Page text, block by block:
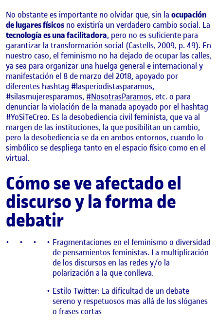
No obstante es importante no olvidar que, sin la ocupación
de lugares físicos no existiría un verdadero cambio social. La
tecnología es una facilitadora, pero no es suficiente para
garantizar la transformación social (Castells, 2009, p. 49). En
nuestro caso, el feminismo no ha dejado de ocupar las calles,
ya sea para organizar una huelga general e internacional y
manifestación el 8 de marzo del 2018, apoyado por
diferentes hashtag #lasperiodistasparamos,
#silasmujeresparamos, #NosotrasParamos, etc. o para
denunciar la violación de la manada apoyado por el hashtag
#YoSiTeCreo. Es la desobediencia civil feminista, que va al
margen de las instituciones, la que posibilitan un cambio,
pero la desobediencia se da en ambos entornos, cuando lo
simbólico se despliega tanto en el espacio físico como en el
virtual.
Cómo se ve afectado el
discurso y la forma de
debatir
Fragmentaciones en el feminismo o diversidad
de pensamientos feministas. La multiplicación
de los discursos en las redes y/o la
polarización a la que conlleva.
Estilo Twitter: La dificultad de un debate
sereno y respetuosos mas allá de los slóganes
o frases cortas